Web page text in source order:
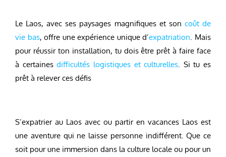
Le Laos, avec ses paysages magnifiques et son coût de
vie bas, offre une expérience unique d’expatriation . Mais
pour réussir ton installation, tu dois être prêt à faire face
à certainesdifficultés logistiques et culturelles . Si tu es
prêt à relever ces défis
S’expatrier au Laos avec ou partir en vacances Laos est
une aventure qui ne laisse personne indifférent. Que ce
soit pour une immersion dans la culture locale ou pour un